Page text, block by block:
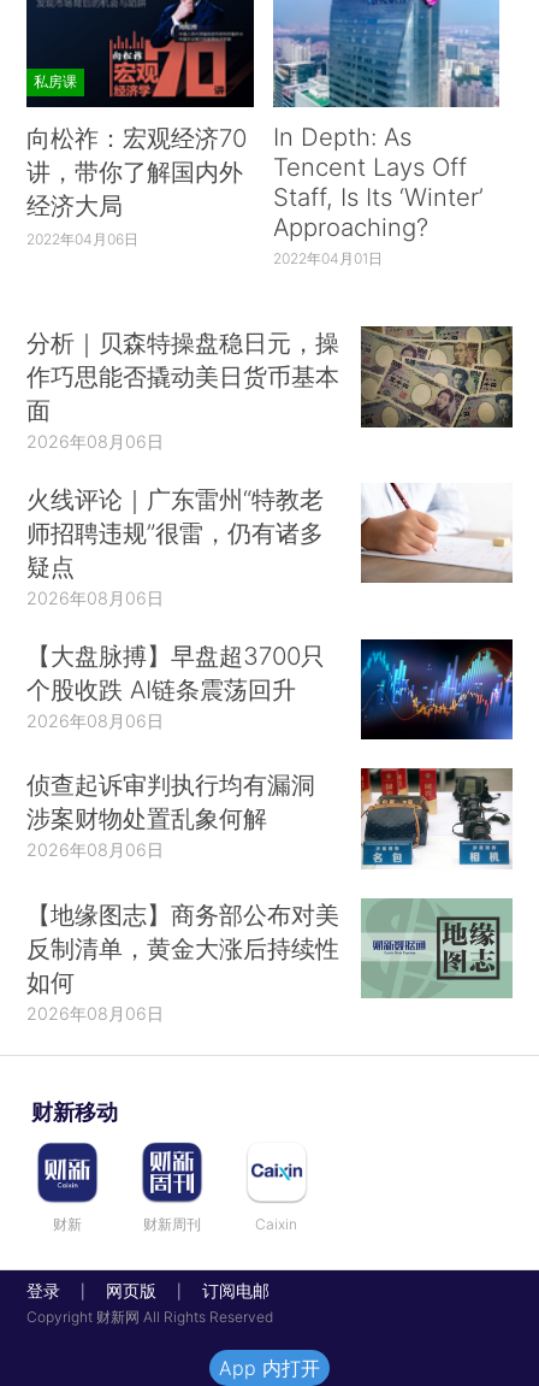
私房课
向松祚：宏观经济70
讲，带你了解国内外
经济大局
2022年04月06日
In Depth: As
Tencent Lays Off
Staff, Is Its ‘Winter’
Approaching?
2022年04月01日
分析｜贝森特操盘稳日元，操
作巧思能否撬动美日货币基本
面
2026年08月06日
火线评论｜广东雷州“特教老
师招聘违规”很雷，仍有诸多
疑点
2026年08月06日
【大盘脉搏】早盘超3700只
个股收跌 AI链条震荡回升
2026年08月06日
侦查起诉审判执行均有漏洞
涉案财物处置乱象何解
2026年08月06日
【地缘图志】商务部公布对美
反制清单，黄金大涨后持续性
如何
2026年08月06日
财新移动
财新 财新周刊 Caixin
登录 网页版 订阅电邮
Copyright 财新网 All Rights Reserved
App 内打开